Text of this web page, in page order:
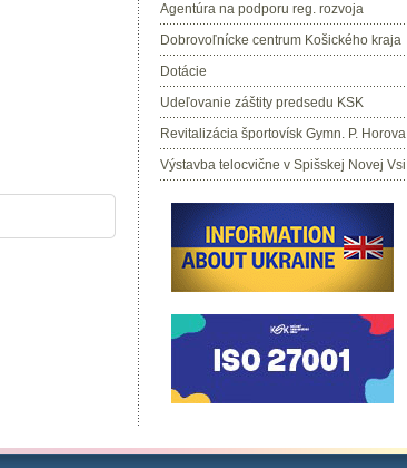
Agentúra na podporu reg. rozvoja
Dobrovoľnícke centrum Košického kraja
Dotácie
Udeľovanie záštity predsedu KSK
Revitalizácia športovísk Gymn. P. Horova
Výstavba telocvične v Spišskej Novej Vsi